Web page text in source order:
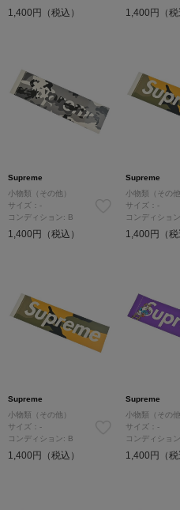
1,400円（税込） 1,400円（税
Supreme
小物類（その他）
サイズ：-
コンディション: B
1,400円（税込）
Supreme
小物類（その他
サイズ：-
コンディショ
1,400円（税
Supreme
小物類（その他）
サイズ：-
コンディション: B
1,400円（税込）
Supreme
小物類（その他
サイズ：-
コンディショ
1,400円（税